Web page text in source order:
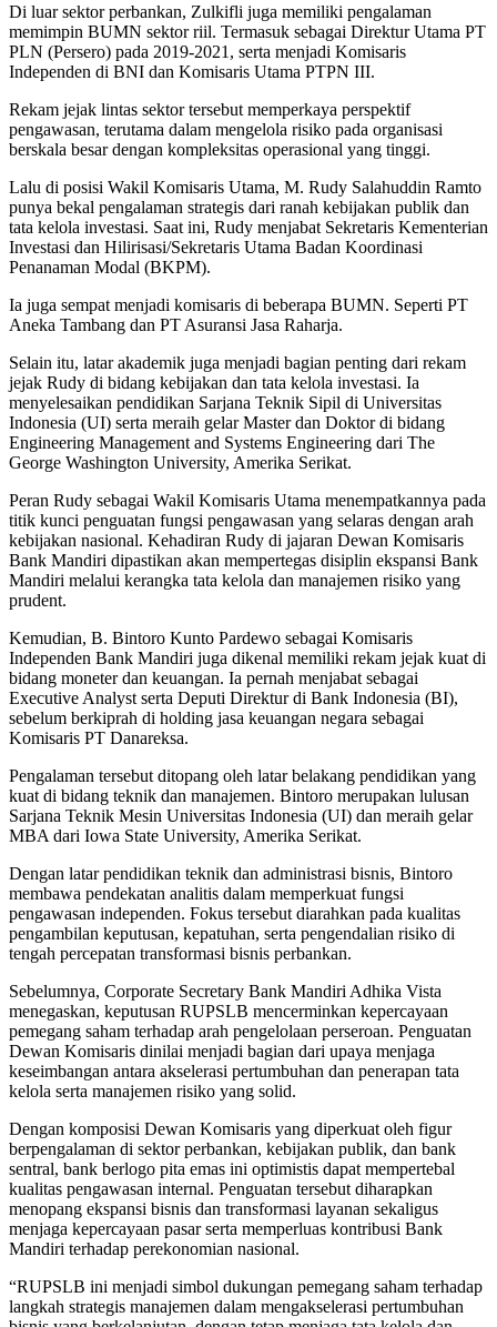
Di luar sektor perbankan, Zulkifli juga memiliki pengalaman
memimpin BUMN sektor riil. Termasuk sebagai Direktur Utama PT
PLN (Persero) pada 2019-2021, serta menjadi Komisaris
Independen di BNI dan Komisaris Utama PTPN III.
Rekam jejak lintas sektor tersebut memperkaya perspektif
pengawasan, terutama dalam mengelola risiko pada organisasi
berskala besar dengan kompleksitas operasional yang tinggi.
Lalu di posisi Wakil Komisaris Utama, M. Rudy Salahuddin Ramto
punya bekal pengalaman strategis dari ranah kebijakan publik dan
tata kelola investasi. Saat ini, Rudy menjabat Sekretaris Kementerian
Investasi dan Hilirisasi/Sekretaris Utama Badan Koordinasi
Penanaman Modal (BKPM).
Ia juga sempat menjadi komisaris di beberapa BUMN. Seperti PT
Aneka Tambang dan PT Asuransi Jasa Raharja.
Selain itu, latar akademik juga menjadi bagian penting dari rekam
jejak Rudy di bidang kebijakan dan tata kelola investasi. Ia
menyelesaikan pendidikan Sarjana Teknik Sipil di Universitas
Indonesia (UI) serta meraih gelar Master dan Doktor di bidang
Engineering Management and Systems Engineering dari The
George Washington University, Amerika Serikat.
Peran Rudy sebagai Wakil Komisaris Utama menempatkannya pada
titik kunci penguatan fungsi pengawasan yang selaras dengan arah
kebijakan nasional. Kehadiran Rudy di jajaran Dewan Komisaris
Bank Mandiri dipastikan akan mempertegas disiplin ekspansi Bank
Mandiri melalui kerangka tata kelola dan manajemen risiko yang
prudent.
Kemudian, B. Bintoro Kunto Pardewo sebagai Komisaris
Independen Bank Mandiri juga dikenal memiliki rekam jejak kuat di
bidang moneter dan keuangan. Ia pernah menjabat sebagai
Executive Analyst serta Deputi Direktur di Bank Indonesia (BI),
sebelum berkiprah di holding jasa keuangan negara sebagai
Komisaris PT Danareksa.
Pengalaman tersebut ditopang oleh latar belakang pendidikan yang
kuat di bidang teknik dan manajemen. Bintoro merupakan lulusan
Sarjana Teknik Mesin Universitas Indonesia (UI) dan meraih gelar
MBA dari Iowa State University, Amerika Serikat.
Dengan latar pendidikan teknik dan administrasi bisnis, Bintoro
membawa pendekatan analitis dalam memperkuat fungsi
pengawasan independen. Fokus tersebut diarahkan pada kualitas
pengambilan keputusan, kepatuhan, serta pengendalian risiko di
tengah percepatan transformasi bisnis perbankan.
Sebelumnya, Corporate Secretary Bank Mandiri Adhika Vista
menegaskan, keputusan RUPSLB mencerminkan kepercayaan
pemegang saham terhadap arah pengelolaan perseroan. Penguatan
Dewan Komisaris dinilai menjadi bagian dari upaya menjaga
keseimbangan antara akselerasi pertumbuhan dan penerapan tata
kelola serta manajemen risiko yang solid.
Dengan komposisi Dewan Komisaris yang diperkuat oleh figur
berpengalaman di sektor perbankan, kebijakan publik, dan bank
sentral, bank berlogo pita emas ini optimistis dapat mempertebal
kualitas pengawasan internal. Penguatan tersebut diharapkan
menopang ekspansi bisnis dan transformasi layanan sekaligus
menjaga kepercayaan pasar serta memperluas kontribusi Bank
Mandiri terhadap perekonomian nasional.
“RUPSLB ini menjadi simbol dukungan pemegang saham terhadap
langkah strategis manajemen dalam mengakselerasi pertumbuhan